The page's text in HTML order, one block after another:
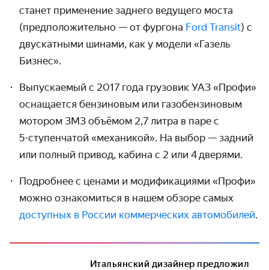
станет примене­ние заднего ведущего моста
(предполо­жительно — от фургона Ford Transit) с
двускатными шинами, как у модели «Газель
Бизнес».
Выпускаемый с 2017 года грузовик УАЗ «Профи»
оснащается бензиновым или газо­бензиновым
мотором ЗМЗ объёмом 2,7 литра в паре с
5-ступенчатой «механикой». На выбор — задний
или полный привод, кабина с 2 или 4 дверями.
Подробнее с ценами и моди­фикациями «Профи»
можно ознакомиться в нашем обзоре самых
доступных в России коммерческих автомобилей.
Итальянский дизайнер предложил